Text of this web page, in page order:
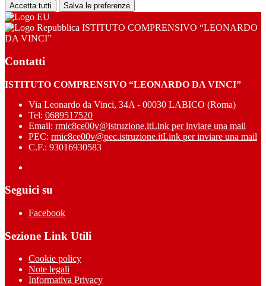
Accetta tutti Salva le preferenze
ISTITUTO COMPRENSIVO “LEONARDO
DA VINCI”
Contatti
ISTITUTO COMPRENSIVO “LEONARDO DA VINCI”
Via Leonardo da Vinci, 34A - 00030 LABICO (Roma)
Tel: 0689517520
Email: rmic8ce00v@istruzione.itLink per inviare una mail
PEC: rmic8ce00v@pec.istruzione.itLink per inviare una mail
C.F.: 93016930583
Seguici su
Facebook
Sezione Link Utili
Cookie policy
Note legali
Informativa Privacy